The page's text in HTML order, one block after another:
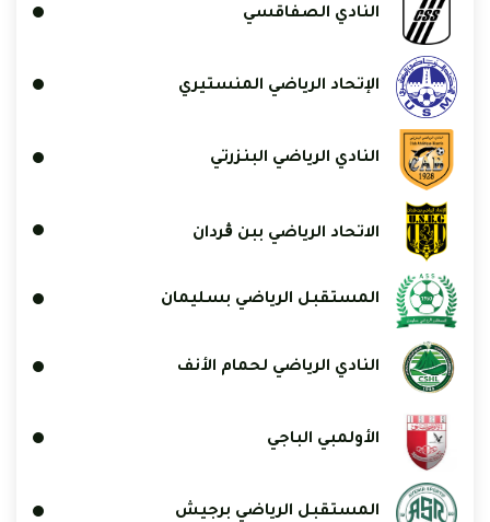
النادي الصفاقسي
الإتحاد الرياضي المنستيري
النادي الرياضي البنزرتي
الاتحاد الرياضي ببن ڨردان
المستقبل الرياضي بسليمان
النادي الرياضي لحمام الأنف
الأولمبي الباجي
المستقبل الرياضي برجيش